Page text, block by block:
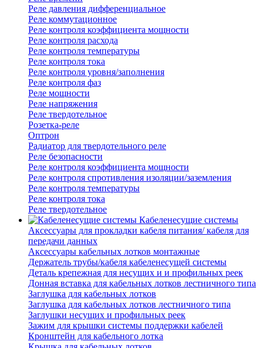
Реле давления дифференциальное
Реле коммутационное
Реле контроля коэффициента мощности
Реле контроля расхода
Реле контроля температуры
Реле контроля тока
Реле контроля уровня/заполнения
Реле контроля фаз
Реле мощности
Реле напряжения
Реле твердотельное
Розетка-реле
Оптрон
Радиатор для твердотельного реле
Реле безопасности
Реле контроля коэффициента мощности
Реле контроля спротивления изоляции/заземления
Реле контроля температуры
Реле контроля тока
Реле твердотельное
Кабеленесущие системы
Аксессуары для прокладки кабеля питания/ кабеля для
передачи данных
Аксессуары кабельных лотков монтажные
Держатель трубы/кабеля кабеленесущей системы
Деталь крепежная для несущих и и профильных реек
Донная вставка для кабельных лотков лестничного типа
Заглушка для кабельных лотков
Заглушка для кабельных лотков лестничного типа
Заглушки несущих и профильных реек
Зажим для крышки системы поддержки кабелей
Кронштейн для кабельного лотка